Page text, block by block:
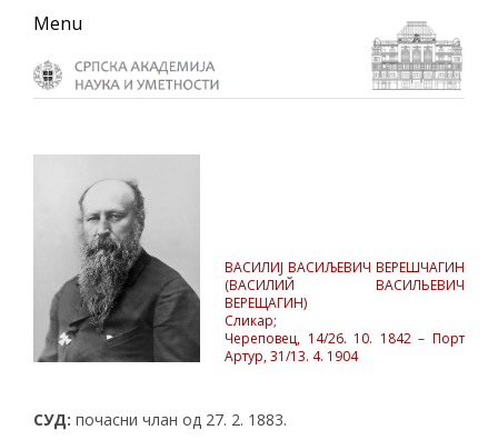
Skip
primary
navigation
Skip
main
content
Skip
primary
sidebar
Menu
ВАСИЛИЈ ВАСИЉЕВИЧ ВЕРЕШЧАГИН
(ВАСИЛИЙ ВАСИЛЬЕВИЧ
ВЕРЕЩАГИН)
Сликар;
Череповец, 14/26. 10. 1842 – Порт
Артур, 31/13. 4. 1904
СУД: почасни члан од 27. 2. 1883.